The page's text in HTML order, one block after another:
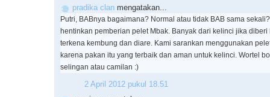
pradika clan mengatakan...
Putri, BABnya bagaimana? Normal atau tidak BAB sama
hentinkan pemberian pelet Mbak. Banyak dari kelinci jika
terkena kembung dan diare. Kami sarankan menggunakan
karena pakan itu yang terbaik dan aman untuk kelinci. Wortel
selingan atau camilan :)
2 April 2012 pukul 18.51